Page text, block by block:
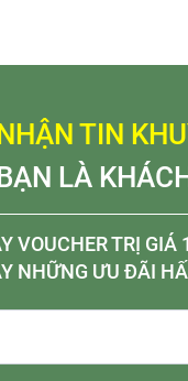
TIN
LÀ
VOUCHER TRỊ GIÁ
NHỮNG ƯU ĐÃI